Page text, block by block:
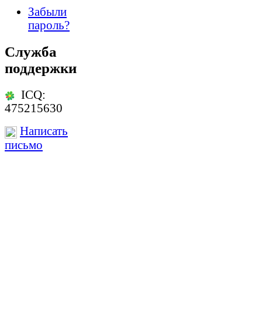
Забыли
пароль?
Служба
поддержки
ICQ:
475215630
Написать
письмо